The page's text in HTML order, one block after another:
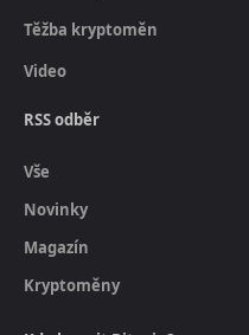
Těžba kryptoměn
Video
RSS odběr
Vše
Novinky
Magazín
Kryptoměny